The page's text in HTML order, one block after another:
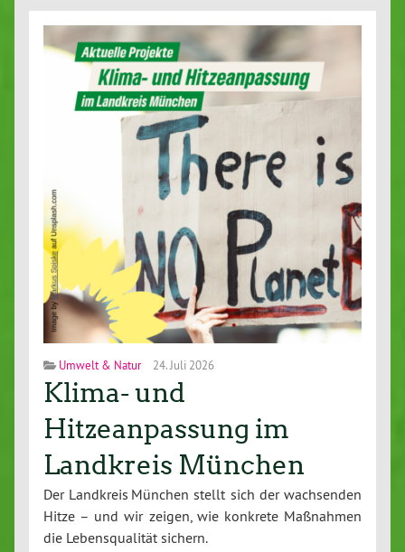
Umwelt & Natur 24. Juli 2026
Klima- und
Hitzeanpassung im
Landkreis München
Der Landkreis München stellt sich der wach­sen­den
Hitze – und wir zeigen, wie konkrete Maßnahmen
die Le­bens­qua­li­tät sichern.